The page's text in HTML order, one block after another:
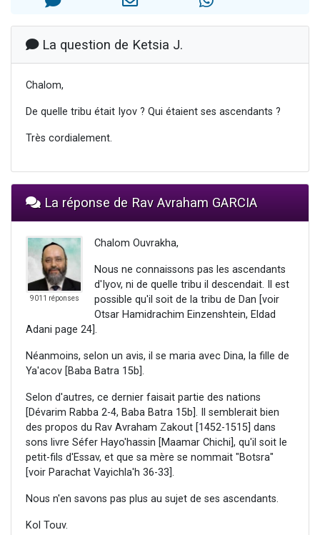
La question de Ketsia J.
Chalom,
De quelle tribu était Iyov ? Qui étaient ses ascendants ?
Très cordialement.
La réponse de Rav Avraham GARCIA
9011 réponses
Chalom Ouvrakha,
Nous ne connaissons pas les ascendants
d'Iyov, ni de quelle tribu il descendait. Il est
possible qu'il soit de la tribu de Dan [voir
Otsar Hamidrachim Einzenshtein, Eldad
Adani page 24].
Néanmoins, selon un avis, il se maria avec Dina, la fille de
Ya'acov [Baba Batra 15b].
Selon d'autres, ce dernier faisait partie des nations
[Dévarim Rabba 2-4, Baba Batra 15b]. Il semblerait bien
des propos du Rav Avraham Zakout [1452-1515] dans
sons livre Séfer Hayo'hassin [Maamar Chichi], qu'il soit le
petit-fils d'Essav, et que sa mère se nommait "Botsra"
[voir Parachat Vayichla'h 36-33].
Nous n'en savons pas plus au sujet de ses ascendants.
Kol Touv.